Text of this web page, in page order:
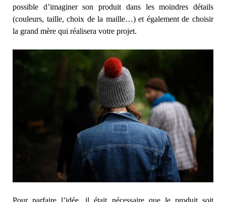
possible d’imaginer son produit dans les moindres détails
(couleurs, taille, choix de la maille…) et également de choisir
la grand mère qui réalisera votre projet.